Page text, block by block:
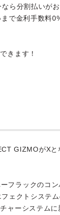
ら分割払いがお
で金利手数料
きます！
GIZMOがXと
フラックのコン
ェクトシステ
ャーシステム